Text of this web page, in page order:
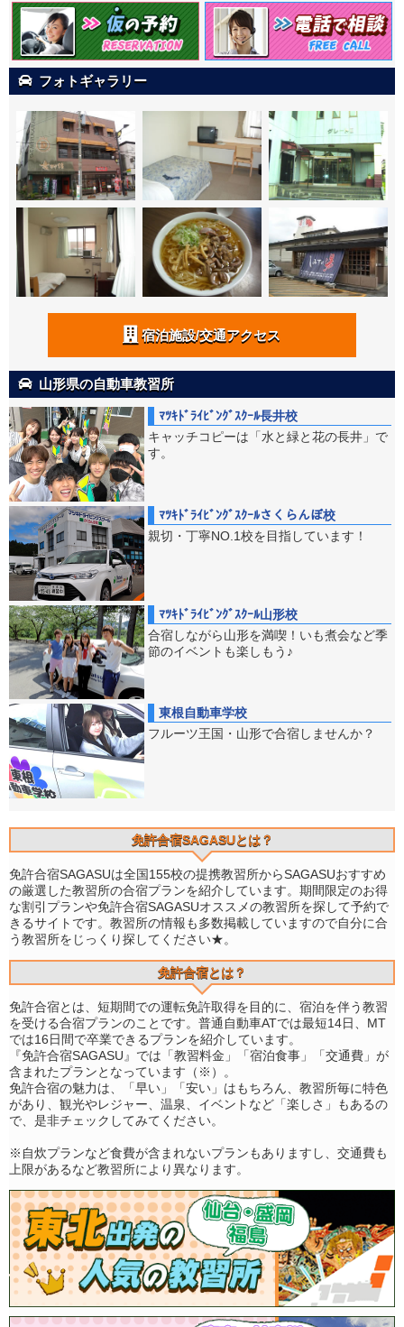
フォトギャラリー
宿泊施設/交通アクセス
山形県の自動車教習所
ﾏﾂｷﾄﾞﾗｲﾋﾞﾝｸﾞｽｸｰﾙ長井校
キャッチコピーは「水と緑と花の長井」で
す。
ﾏﾂｷﾄﾞﾗｲﾋﾞﾝｸﾞｽｸｰﾙさくらんぼ校
親切・丁寧NO.1校を目指しています！
ﾏﾂｷﾄﾞﾗｲﾋﾞﾝｸﾞｽｸｰﾙ山形校
合宿しながら山形を満喫！いも煮会など季
節のイベントも楽しもう♪
東根自動車学校
フルーツ王国・山形で合宿しませんか？
免許合宿SAGASUとは？
免許合宿SAGASUは全国155校の提携教習所からSAGASUおすすめ
の厳選した教習所の合宿プランを紹介しています。期間限定のお得
な割引プランや免許合宿SAGASUオススメの教習所を探して予約で
きるサイトです。教習所の情報も多数掲載していますので自分に合
う教習所をじっくり探してください★。
免許合宿とは？
免許合宿とは、短期間での運転免許取得を目的に、宿泊を伴う教習
を受ける合宿プランのことです。普通自動車ATでは最短14日、MT
では16日間で卒業できるプランを紹介しています。
『免許合宿SAGASU』では「教習料金」「宿泊食事」「交通費」が
含まれたプランとなっています（※）。
免許合宿の魅力は、「早い」「安い」はもちろん、教習所毎に特色
があり、観光やレジャー、温泉、イベントなど「楽しさ」もあるの
で、是非チェックしてみてください。
※自炊プランなど食費が含まれないプランもありますし、交通費も
上限があるなど教習所により異なります。